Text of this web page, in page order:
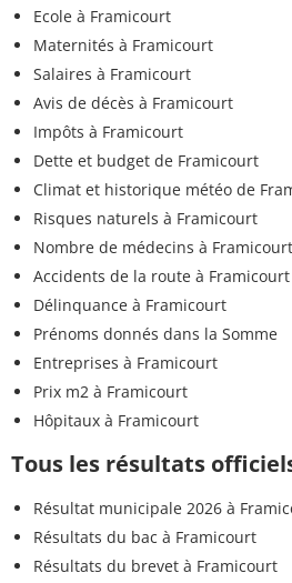
Ecole à Framicourt
Maternités à Framicourt
Salaires à Framicourt
Avis de décès à Framicourt
Impôts à Framicourt
Dette et budget de Framicourt
Climat et historique météo de
Risques naturels à Framicourt
Nombre de médecins à Framicourt
Accidents de la route à Framicourt
Délinquance à Framicourt
Prénoms donnés dans la Somme
Entreprises à Framicourt
Prix m2 à Framicourt
Hôpitaux à Framicourt
Tous les résultats
Résultat municipale 2026 à
Résultats du bac à Framicourt
Résultats du brevet à Framicourt